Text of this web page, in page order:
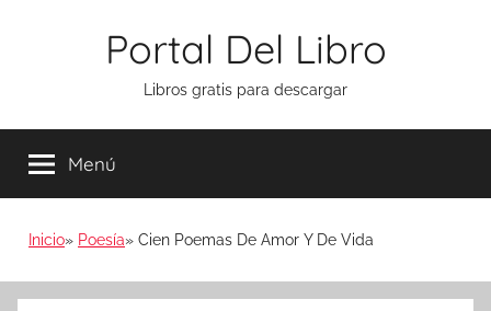
Portal Del Libro
Libros gratis para descargar
Menú
Inicio Poesía Cien Poemas De Amor Y De Vida